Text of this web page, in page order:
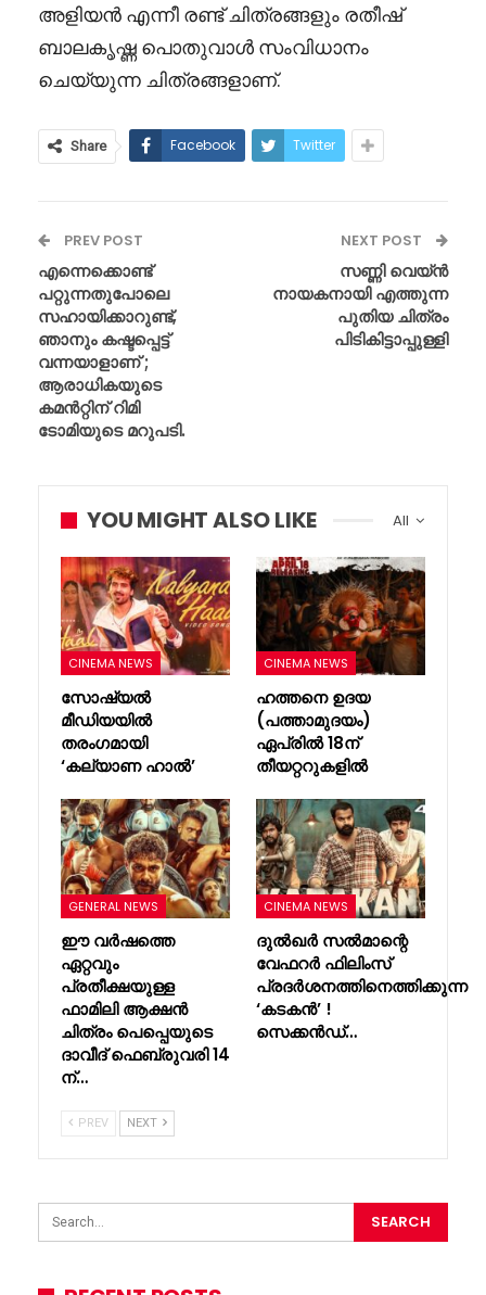
അളിയൻ എന്നീ രണ്ട് ചിത്രങ്ങളും രതീഷ്
ബാലകൃഷ്ണ പൊതുവാൾ സംവിധാനം
ചെയ്യുന്ന ചിത്രങ്ങളാണ്.
Share Facebook Twitter
PREV POST
എന്നെക്കൊണ്ട്
പറ്റുന്നതുപോലെ
സഹായിക്കാറുണ്ട്,
ഞാനും കഷ്ടപ്പെട്ട്
വന്നയാളാണ് ;
ആരാധികയുടെ
കമൻറ്റിന് റിമി
ടോമിയുടെ മറുപടി.
NEXT POST
സണ്ണി വെയ്ൻ
നായകനായി എത്തുന്ന
പുതിയ ചിത്രം
പിടികിട്ടാപ്പുള്ളി
All
YOU MIGHT ALSO LIKE
CINEMA NEWS
സോഷ്യൽ
മീഡിയയിൽ
തരംഗമായി
‘കല്യാണ ഹാൽ’
CINEMA NEWS
ഹത്തനെ ഉദയ
(പത്താമുദയം)
ഏപ്രിൽ 18ന്
തീയറ്ററുകളിൽ
GENERAL NEWS
ഈ വർഷത്തെ
ഏറ്റവും
പ്രതീക്ഷയുള്ള
ഫാമിലി ആക്ഷൻ
ചിത്രം പെപ്പെയുടെ
ദാവീദ് ഫെബ്രുവരി 14
ന്…
CINEMA NEWS
ദുൽഖർ സൽമാന്റെ
വേഫറർ ഫിലിംസ്
പ്രദർശനത്തിനെത്തിക്കുന്ന
‘കടകൻ’ !
സെക്കൻഡ്…
PREV NEXT